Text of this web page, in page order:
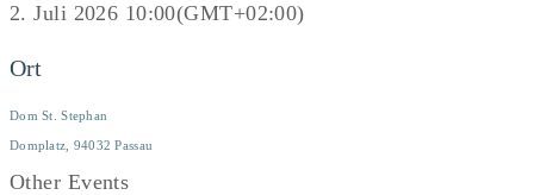
2. Juli 2026 10:00(GMT+02:00)
Ort
Dom St. Stephan
Domplatz, 94032 Passau
Other Events